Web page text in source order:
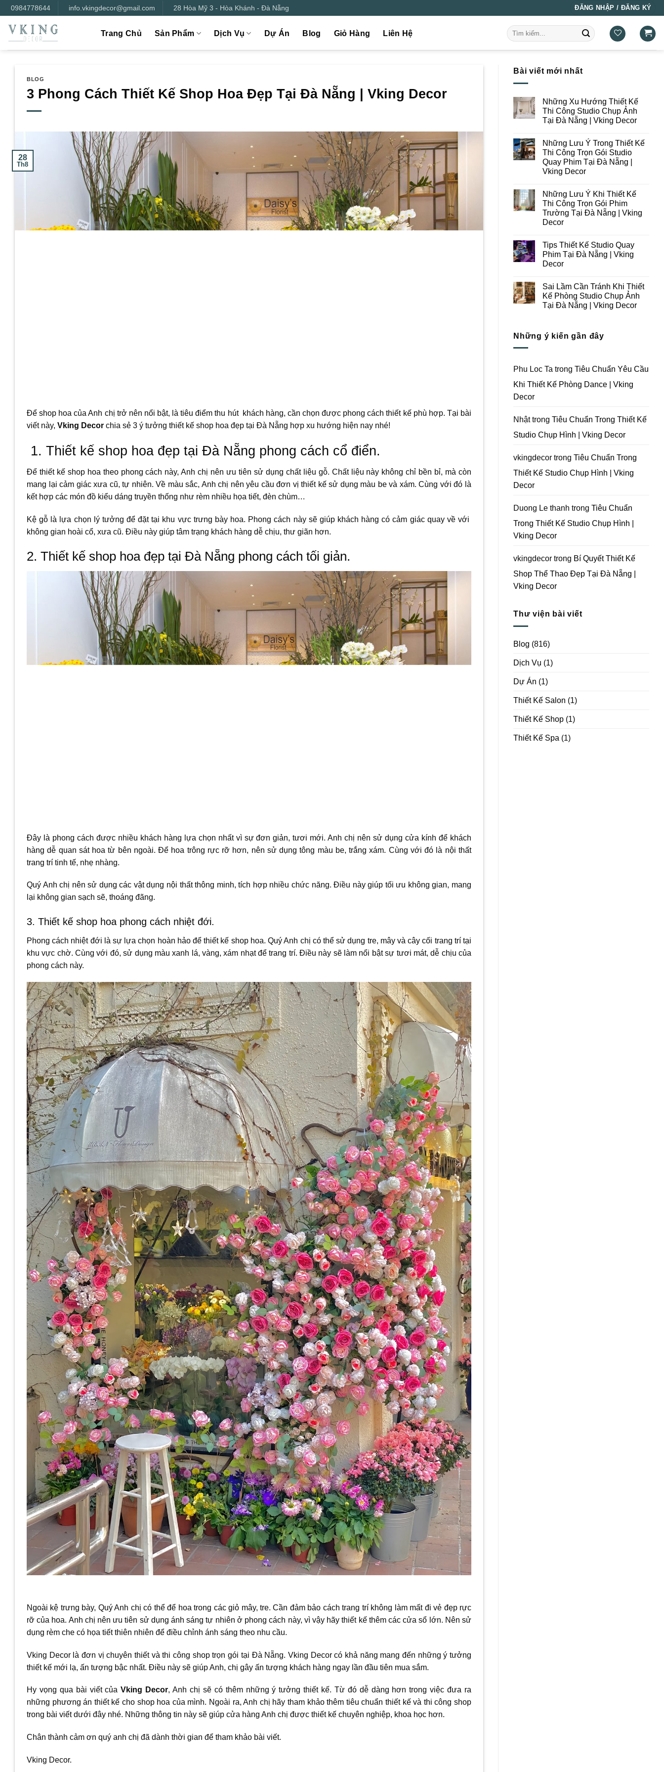
qua
nội
dung
0984778644 info.vkingdecor@gmail.com 28 Hòa Mỹ 3 - Hòa Khánh - Đà Nẵng ĐĂNG NHẬP / ĐĂNG KÝ
Trang Chủ Sản Phẩm Dịch Vụ Dự Án Blog Giỏ Hàng Liên Hệ
Tìm
kiếm:
BLOG
3 Phong Cách Thiết Kế Shop Hoa Đẹp Tại Đà Nẵng | Vking Decor
28
Th8
Để shop hoa của Anh chị trở nên nổi bật, là tiêu điểm thu hút khách hàng, cần chọn được phong cách thiết kế phù hợp. Tại bài
viết này, Vking Decor chia sẻ 3 ý tưởng thiết kế shop hoa đẹp tại Đà Nẵng hợp xu hướng hiện nay nhé!
1. Thiết kế shop hoa đẹp tại Đà Nẵng phong cách cổ điển.
Để thiết kế shop hoa theo phong cách này, Anh chị nên ưu tiên sử dụng chất liệu gỗ. Chất liệu này không chỉ bền bỉ, mà còn
mang lại cảm giác xưa cũ, tự nhiên. Về màu sắc, Anh chị nên yêu cầu đơn vị thiết kế sử dụng màu be và xám. Cùng với đó là
kết hợp các món đồ kiểu dáng truyền thống như rèm nhiều họa tiết, đèn chùm…
Kệ gỗ là lựa chọn lý tưởng để đặt tại khu vực trưng bày hoa. Phong cách này sẽ giúp khách hàng có cảm giác quay về với
không gian hoài cổ, xưa cũ. Điều này giúp tâm trạng khách hàng dễ chịu, thư giãn hơn.
2. Thiết kế shop hoa đẹp tại Đà Nẵng phong cách tối giản.
Đây là phong cách được nhiều khách hàng lựa chọn nhất vì sự đơn giản, tươi mới. Anh chị nên sử dụng cửa kính để khách
hàng dễ quan sát hoa từ bên ngoài. Để hoa trông rực rỡ hơn, nên sử dụng tông màu be, trắng xám. Cùng với đó là nội thất
trang trí tinh tế, nhẹ nhàng.
Quý Anh chị nên sử dụng các vật dụng nội thất thông minh, tích hợp nhiều chức năng. Điều này giúp tối ưu không gian, mang
lại không gian sạch sẽ, thoáng đãng.
3. Thiết kế shop hoa phong cách nhiệt đới.
Phong cách nhiệt đới là sự lựa chọn hoàn hảo để thiết kế shop hoa. Quý Anh chị có thể sử dụng tre, mây và cây cối trang trí tại
khu vực chờ. Cùng với đó, sử dụng màu xanh lá, vàng, xám nhạt để trang trí. Điều này sẽ làm nổi bật sự tươi mát, dễ chịu của
phong cách này.
Ngoài kệ trưng bày, Quý Anh chị có thể để hoa trong các giỏ mây, tre. Cần đảm bảo cách trang trí không làm mất đi vẻ đẹp rực
rỡ của hoa. Anh chị nên ưu tiên sử dụng ánh sáng tự nhiên ở phong cách này, vì vậy hãy thiết kế thêm các cửa sổ lớn. Nên sử
dụng rèm che có họa tiết thiên nhiên để điều chỉnh ánh sáng theo nhu cầu.
Vking Decor là đơn vị chuyên thiết và thi công shop trọn gói tại Đà Nẵng. Vking Decor có khả năng mang đến những ý tưởng
thiết kế mới lạ, ấn tượng bậc nhất. Điều này sẽ giúp Anh, chị gây ấn tượng khách hàng ngay lần đầu tiên mua sắm.
Hy vọng qua bài viết củaVking Decor, Anh chị sẽ có thêm những ý tưởng thiết kế. Từ đó dễ dàng hơn trong việc đưa ra
những phương án thiết kế cho shop hoa của mình. Ngoài ra, Anh chị hãy tham khảo thêm tiêu chuẩn thiết kế và thi công shop
trong bài viết dưới đây nhé. Những thông tin này sẽ giúp cửa hàng Anh chị được thiết kế chuyên nghiệp, khoa học hơn.
Chân thành cảm ơn quý anh chị đã dành thời gian để tham khảo bài viết.
Vking Decor.
Bài viết mới nhất
Những Xu Hướng Thiết Kế
Thi Công Studio Chụp Ảnh
Tại Đà Nẵng | Vking Decor
bình
luận
ở
Những
Xu
Hướng
Thi
Công
Studio
Chụp
Ảnh
Tại
Vking
Decor
Những Lưu Ý Trong Thiết Kế
Thi Công Trọn Gói Studio
Quay Phim Tại Đà Nẵng |
Vking Decor
bình
luận
ở
Những
Lưu
Ý
Kế
Thi
Công
Trọn
Quay
Phim
Tại
Đà
Nẵng
Những Lưu Ý Khi Thiết Kế
Thi Công Trọn Gói Phim
Trường Tại Đà Nẵng | Vking
Decor
bình
luận
ở
Những
Khi
Thiết
Kế
Thi
Công
Trường
Tại
Vking
Decor
Tips Thiết Kế Studio Quay
Phim Tại Đà Nẵng | Vking
Decor
bình
luận
ở
Tips
Quay
Phim
Vking
Sai Lầm Cần Tránh Khi Thiết
Kế Phòng Studio Chụp Ảnh
Tại Đà Nẵng | Vking Decor
luận
ở
Tránh
Khi
Kế
Tại
Đà
Nẵng
|
Những ý kiến gần đây
Phu Loc Ta trong Tiêu Chuẩn Yêu Cầu
Khi Thiết Kế Phòng Dance | Vking
Decor
Nhậttrong Tiêu Chuẩn Trong Thiết Kế
Studio Chụp Hình | Vking Decor
vkingdecor trong Tiêu Chuẩn Trong
Thiết Kế Studio Chụp Hình | Vking
Decor
Duong Le thanh trong Tiêu Chuẩn
Trong Thiết Kế Studio Chụp Hình |
Vking Decor
vkingdecor trong Bí Quyết Thiết Kế
Shop Thể Thao Đẹp Tại Đà Nẵng |
Vking Decor
Thư viện bài viết
Blog (816)
Dịch Vụ (1)
Dự Án (1)
Thiết Kế Salon (1)
Thiết Kế Shop (1)
Thiết Kế Spa (1)